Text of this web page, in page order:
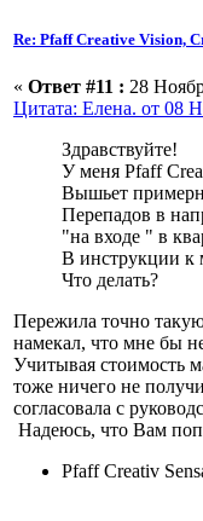
Re: Pfaff Creative Vision,
« Ответ #11 : 28
Цитата: Елена. от 08
Здравствуйте!
У меня Pfaff
Вышьет
Перепадов в
"на входе " в
В инструкции к
Что делать?
Пережила точно
намекал, что мне бы
Учитывая стоимость
тоже ничего не
согласовала с
Надеюсь, что Вам
Pfaff Creativ